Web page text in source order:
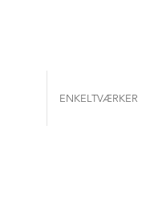
ENKELTVÆRKER